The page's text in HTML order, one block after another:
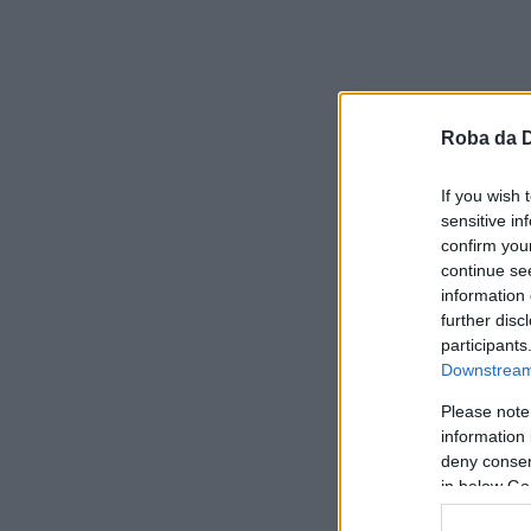
Roba da
If you wish
sensitive
confirm
continue
information
further
Please
information
deny
in below